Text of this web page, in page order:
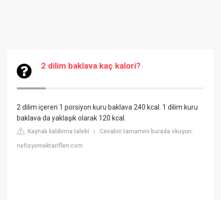
2 dilim baklava kaç kalori?
2 dilim içeren 1 porsiyon kuru baklava 240 kcal. 1 dilim kuru
baklava da yaklaşık olarak 120 kcal.
Kaynak kaldırma talebi |Cevabın tamamını burada okuyun:
nefisyemektarifleri.com